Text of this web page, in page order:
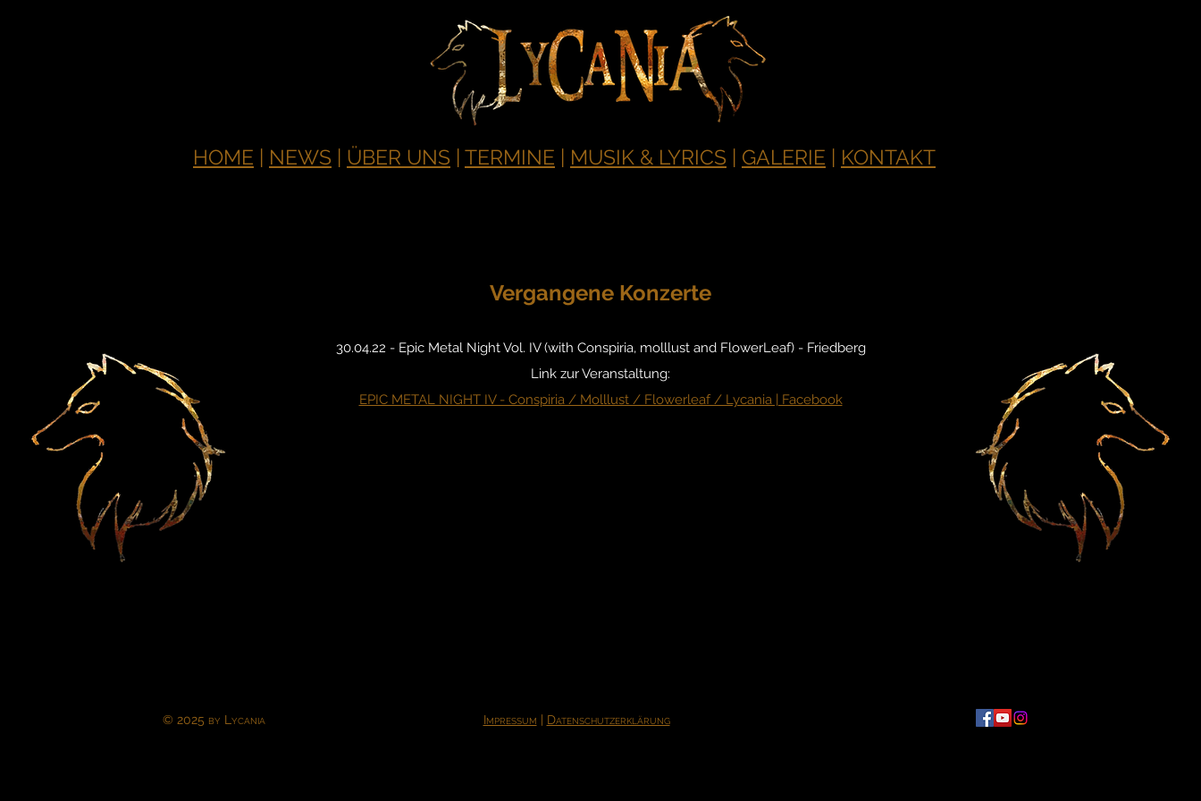
HOME | NEWS | ÜBER UNS | TERMINE | MUSIK & LYRICS | GALERIE | KONTAKT
Vergangene Konzerte
30.04.22 - Epic Metal Night Vol. IV (with Conspiria, molllust and FlowerLeaf) - Friedberg
Link zur Veranstaltung:
EPIC METAL NIGHT IV - Conspiria / Molllust / Flowerleaf / Lycania | Facebook
© 2025 by Lycania Impressum Datenschutzerklärung